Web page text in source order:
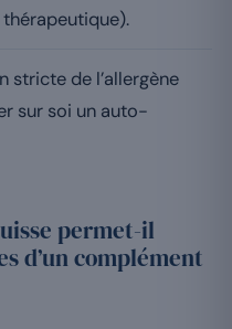
stricte de l’allergène
sur soi un auto-
permet-il
d’un complément